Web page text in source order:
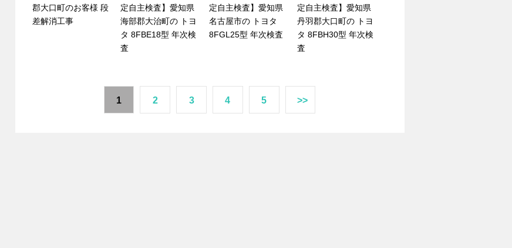
郡大口町のお客様 段
差解消工事
定自主検査】愛知県
海部郡大治町の トヨ
タ 8FBE18型 年次検
査
定自主検査】愛知県
名古屋市の トヨタ
8FGL25型 年次検査
定自主検査】愛知県
丹羽郡大口町の トヨ
タ 8FBH30型 年次検
査
1 2 3 4 5 >>